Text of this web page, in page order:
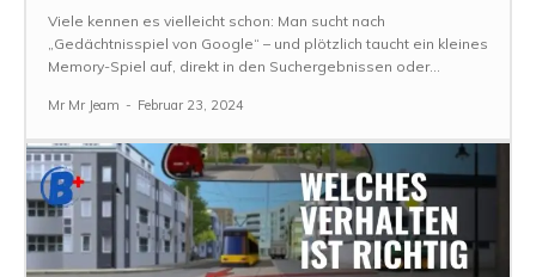
Viele kennen es vielleicht schon: Man sucht nach
„Gedächtnisspiel von Google“ – und plötzlich taucht ein kleines
Memory-Spiel auf, direkt in den Suchergebnissen oder...
Mr Mr Jeam - Februar 23, 2024